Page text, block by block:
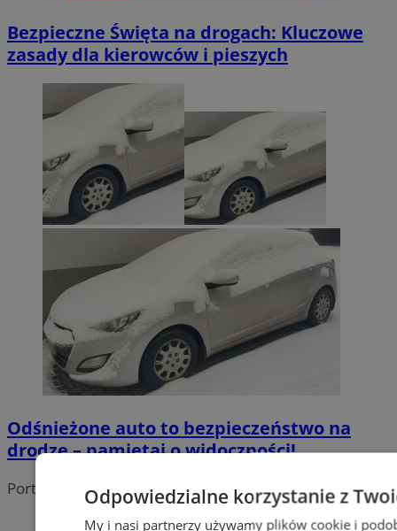
Bezpieczne Święta na drogach: Kluczowe
zasady dla kierowców i pieszych
Odśnieżone auto to bezpieczeństwo na
drodze – pamiętaj o widoczności!
Portal należy do sieciOdpowiedzialne korzystanie z
My i nasi partnerzy używamy plików cookie i